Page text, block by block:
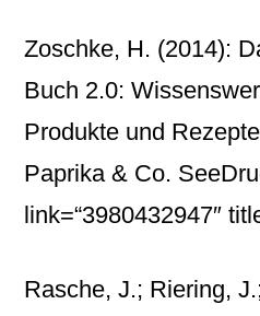
Zoschke, H. (2014):
Buch 2.0:
Produkte und
Paprika & Co.
link=“3980432947″
Rasche, J.; Riering,